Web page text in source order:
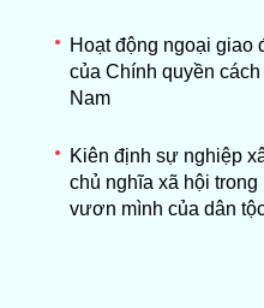
Hoạt động ngoại giao
của Chính quyền
Nam
Kiên định sự nghiệp
chủ nghĩa xã hội trong
vươn mình của dân